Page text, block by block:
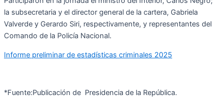
la subsecretaria y el director general de la cartera, Gabriela
Valverde y Gerardo Siri, respectivamente, y representantes del
Comando de la Policía Nacional.
Informe preliminar de estadísticas criminales 2025
*Fuente:Publicación de Presidencia de la República.